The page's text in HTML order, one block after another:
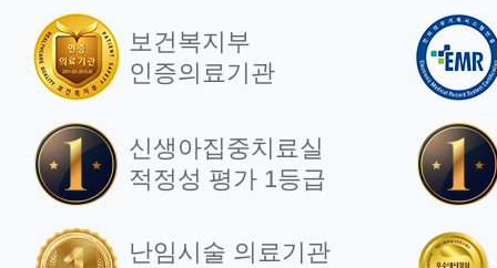
첫아기 탄생
2025.01.07
중
주
언론보도 언
보건복지부
인증의료기관
신생아집중치료실
적정성 평가 1등급
난임시술 의료기관